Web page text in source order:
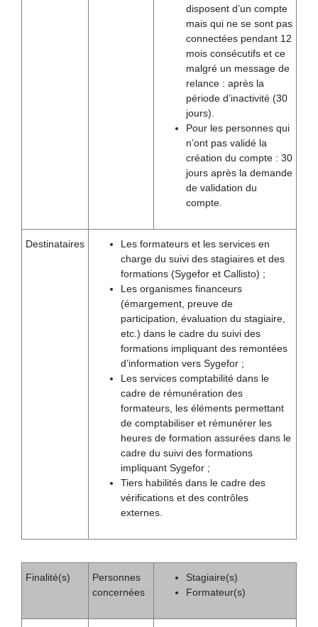
disposent d’un compte
mais qui ne se sont pas
connectées pendant 12
mois consécutifs et ce
malgré un message de
relance : après la
période d’inactivité (30
jours).
Pour les personnes qui
n’ont pas validé la
création du compte : 30
jours après la demande
de validation du
compte.
Destinataires
Les formateurs et les services en
charge du suivi des stagiaires et des
formations (Sygefor et Callisto) ;
Les organismes financeurs
(émargement, preuve de
participation, évaluation du stagiaire,
etc.) dans le cadre du suivi des
formations impliquant des remontées
d’information vers Sygefor ;
Les services comptabilité dans le
cadre de rémunération des
formateurs, les éléments permettant
de comptabiliser et rémunérer les
heures de formation assurées dans le
cadre du suivi des formations
impliquant Sygefor ;
Tiers habilités dans le cadre des
vérifications et des contrôles
externes.
Finalité(s)
Personnes
concernées
Stagiaire(s)
Formateur(s)